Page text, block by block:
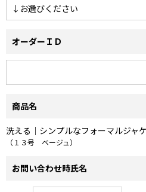
オーダーＩＤ
商品名
洗える｜シンプルなフォーマルジャ
（１３号 ベージュ）
お問い合わせ時氏名